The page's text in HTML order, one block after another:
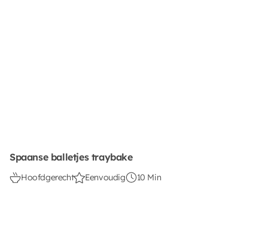
Spaanse balletjes traybake
Hoofdgerecht Eenvoudig 10 Min